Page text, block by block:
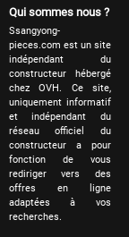
Qui sommes nous ?
Ssangyong-
pieces.com est un site
indépendant du
constructeur hébergé
chez OVH. Ce site,
uniquement informatif
et indépendant du
réseau officiel du
constructeur a pour
fonction de vous
rediriger vers des
offres en ligne
adaptées à vos
recherches.